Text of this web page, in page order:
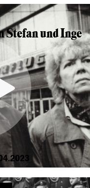
und Inge